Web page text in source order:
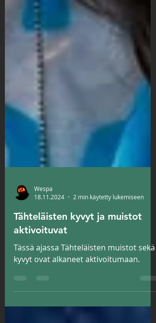
18.11.2024
2 min käytetty lukemiseen
Tähteläisten kyvyt ja muistot
aktivoituvat
Tässä ajassa Tähteläisten muistot sekä